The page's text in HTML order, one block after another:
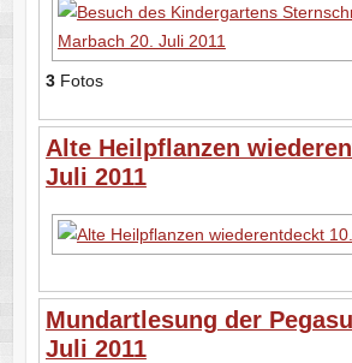
3Fotos
Alte Heilpflanzen
Juli 2011
Mundartlesung der
Juli 2011